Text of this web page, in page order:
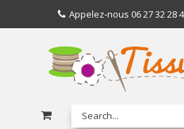
Appelez-nous 06 27 32 28